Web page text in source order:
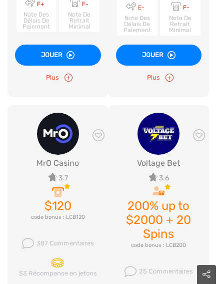
F+
Note Des
Délais De
Paiement
F-
Note De
Retrait
Minimal
Plus
JOUER
E-
Note Des
Délais De
Paiement
F-
Note De
Retrait
Minimal
Plus
JOUER
MrO Casino
3.7
$120
code bonus : LCB120
$3 Récompense en jetons
387 Commentaires
Voltage Bet
3.6
200% up to
$2000 + 20
Spins
code bonus : LCB200
25 Commentaires